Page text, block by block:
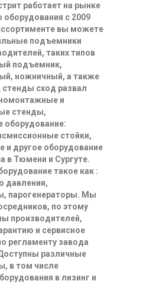
работает на рынке
оборудования с 2009
вы можете
подъемники
таких типов
подъемник,
ножничный, а также
сход развал
и
стенды,
оборудование:
стойки,
и другое оборудование
в Тюмени и Сургуте.
такое как :
давления,
парогенераторы. Мы
по этому
производителей,
и сервисное
регламенту завода
различные
в том числе
в лизинг и